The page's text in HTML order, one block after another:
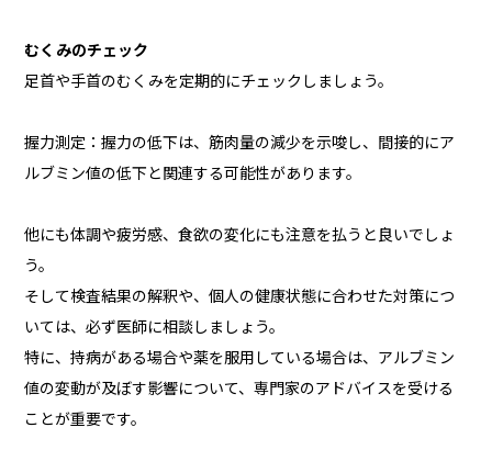
むくみのチェック
足首や手首のむくみを定期的にチェックしましょう。
握力測定：握力の低下は、筋肉量の減少を示唆し、間接的にア
ルブミン値の低下と関連する可能性があります。
他にも体調や疲労感、食欲の変化にも注意を払うと良いでしょ
う。
そして検査結果の解釈や、個人の健康状態に合わせた対策につ
いては、必ず医師に相談しましょう。
特に、持病がある場合や薬を服用している場合は、アルブミン
値の変動が及ぼす影響について、専門家のアドバイスを受ける
ことが重要です。